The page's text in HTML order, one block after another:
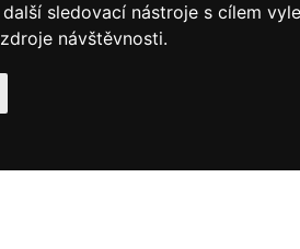
sledovací nástroje s cílem
návštěvnosti.